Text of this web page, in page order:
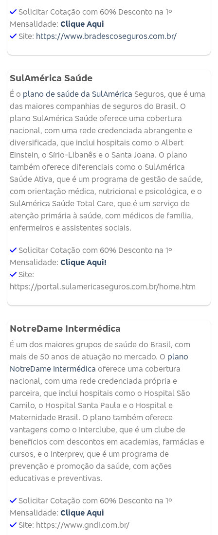
Solicitar Cotação com 60% Desconto na 1º
Mensalidade: Clique Aqui
Site: https://www.bradescoseguros.com.br/
SulAmérica Saúde
É o plano de saúde da SulAmérica Seguros, que é uma
das maiores companhias de seguros do Brasil. O
plano SulAmérica Saúde oferece uma cobertura
nacional, com uma rede credenciada abrangente e
diversificada, que inclui hospitais como o Albert
Einstein, o Sírio-Libanês e o Santa Joana. O plano
também oferece diferenciais como o SulAmérica
Saúde Ativa, que é um programa de gestão de saúde,
com orientação médica, nutricional e psicológica, e o
SulAmérica Saúde Total Care, que é um serviço de
atenção primária à saúde, com médicos de família,
enfermeiros e assistentes sociais.
Solicitar Cotação com 60% Desconto na 1º
Mensalidade: Clique Aqui!
Site:
https://portal.sulamericaseguros.com.br/home.htm
NotreDame Intermédica
É um dos maiores grupos de saúde do Brasil, com
mais de 50 anos de atuação no mercado. O plano
NotreDame Intermédica oferece uma cobertura
nacional, com uma rede credenciada própria e
parceira, que inclui hospitais como o Hospital São
Camilo, o Hospital Santa Paula e o Hospital e
Maternidade Brasil. O plano também oferece
vantagens como o Interclube, que é um clube de
benefícios com descontos em academias, farmácias e
cursos, e o Interprev, que é um programa de
prevenção e promoção da saúde, com ações
educativas e preventivas.
Solicitar Cotação com 60% Desconto na 1º
Mensalidade: Clique Aqui
Site: https://www.gndi.com.br/